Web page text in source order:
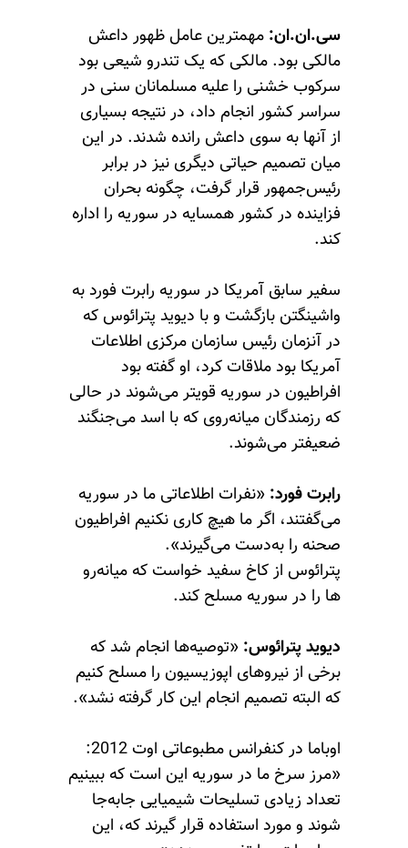
سی.ان.ان: مهمترین عامل ظهور داعش
مالکی بود. مالکی که یک تندرو شیعی بود
سرکوب خشنی را علیه مسلمانان سنی در
سراسر کشور انجام داد، در نتیجه بسیاری
از آنها به سوی داعش رانده شدند. در این
میان تصمیم حیاتی دیگری نیز در برابر
رئیس‌جمهور قرار گرفت، چگونه بحران
فزاینده در کشور همسایه در سوریه را اداره
کند.
سفیر سابق آمریکا در سوریه رابرت فورد به
واشینگتن بازگشت و با دیوید پترائوس که
در آنزمان رئیس سازمان مرکزی اطلاعات
آمریکا بود ملاقات کرد، او گفته بود
افراطیون در سوریه قویتر می‌شوند در حالی
که رزمندگان میانه‌روی که با اسد می‌جنگند
ضعیفتر می‌شوند.
رابرت فورد: «نفرات اطلاعاتی ما در سوریه
می‌گفتند، اگر ما هیچ کاری نکنیم افراطیون
صحنه را به‌دست می‌گیرند».
پترائوس از کاخ سفید خواست که میانه‌رو
ها را در سوریه مسلح کند.
دیوید پترائوس: «توصیه‌ها انجام شد که
برخی از نیروهای اپوزیسیون را مسلح کنیم
که البته تصمیم انجام این کار گرفته نشد».
اوباما در کنفرانس مطبوعاتی اوت 2012:
«مرز سرخ ما در سوریه این است که ببینیم
تعداد زیادی تسلیحات شیمیایی جابه‌جا
شوند و مورد استفاده قرار گیرند که، این